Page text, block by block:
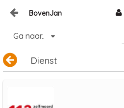
Naar content
BovenJan
Home
Zoeken
Ga naar..
Dienst